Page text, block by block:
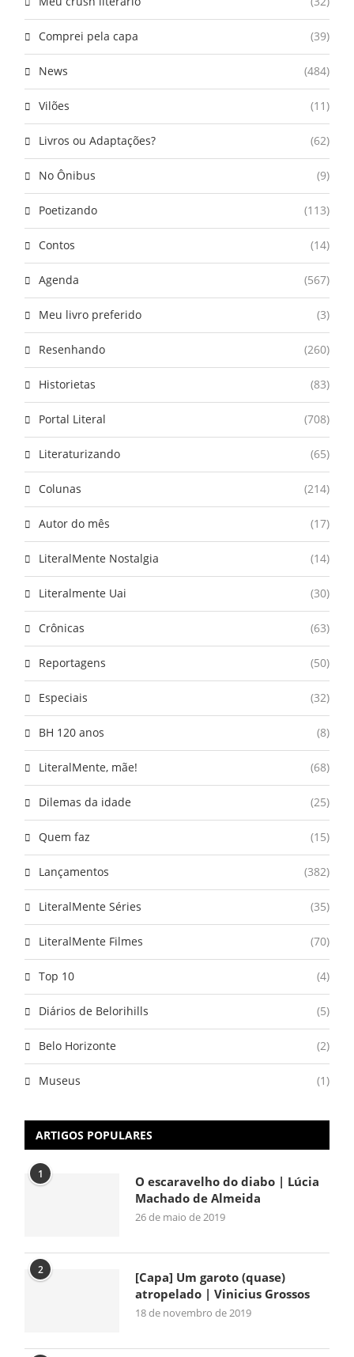
Comprei pela capa (39)
News (484)
Vilões (11)
Livros ou Adaptações? (62)
No Ônibus (9)
Poetizando (113)
Contos (14)
Agenda (567)
Meu livro preferido (3)
Resenhando (260)
Historietas (83)
Portal Literal (708)
Literaturizando (65)
Colunas (214)
Autor do mês (17)
LiteralMente Nostalgia (14)
Literalmente Uai (30)
Crônicas (63)
Reportagens (50)
Especiais (32)
BH 120 anos (8)
LiteralMente, mãe! (68)
Dilemas da idade (25)
Quem faz (15)
Lançamentos (382)
LiteralMente Séries (35)
LiteralMente Filmes (70)
Top 10 (4)
Diários de Belorihills (5)
Belo Horizonte (2)
Museus (1)
ARTIGOS POPULARES
1
O escaravelho do diabo | Lúcia
Machado de Almeida
26 de maio de 2019
2
[Capa] Um garoto (quase)
atropelado | Vinicius Grossos
18 de novembro de 2019